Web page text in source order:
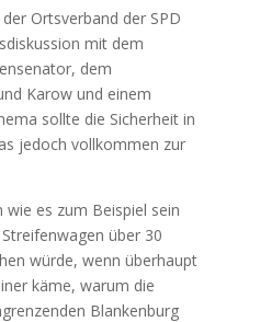
Ortsverband der SPD
mit dem
dem
Karow und einem
sollte die Sicherheit in
jedoch vollkommen zur
es zum Beispiel sein
über 30
würde, wenn überhaupt
käme, warum die
Blankenburg